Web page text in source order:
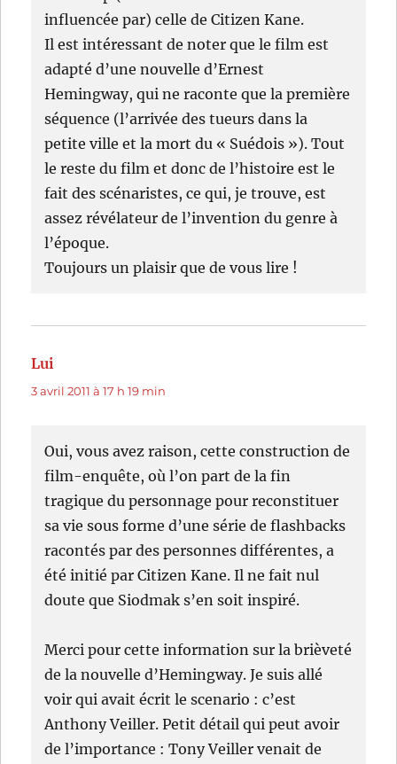
influencée par) celle de Citizen Kane.
Il est intéressant de noter que le film est
adapté d’une nouvelle d’Ernest
Hemingway, qui ne raconte que la première
séquence (l’arrivée des tueurs dans la
petite ville et la mort du « Suédois »). Tout
le reste du film et donc de l’histoire est le
fait des scénaristes, ce qui, je trouve, est
assez révélateur de l’invention du genre à
l’époque.
Toujours un plaisir que de vous lire !
Lui
3 avril 2011 à 17 h 19 min
Oui, vous avez raison, cette construction de
film-enquête, où l’on part de la fin
tragique du personnage pour reconstituer
sa vie sous forme d’une série de flashbacks
racontés par des personnes différentes, a
été initié par Citizen Kane. Il ne fait nul
doute que Siodmak s’en soit inspiré.
Merci pour cette information sur la brièveté
de la nouvelle d’Hemingway. Je suis allé
voir qui avait écrit le scenario : c’est
Anthony Veiller. Petit détail qui peut avoir
de l’importance : Tony Veiller venait de